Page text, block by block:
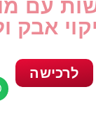
עם
אבק
לרכישה